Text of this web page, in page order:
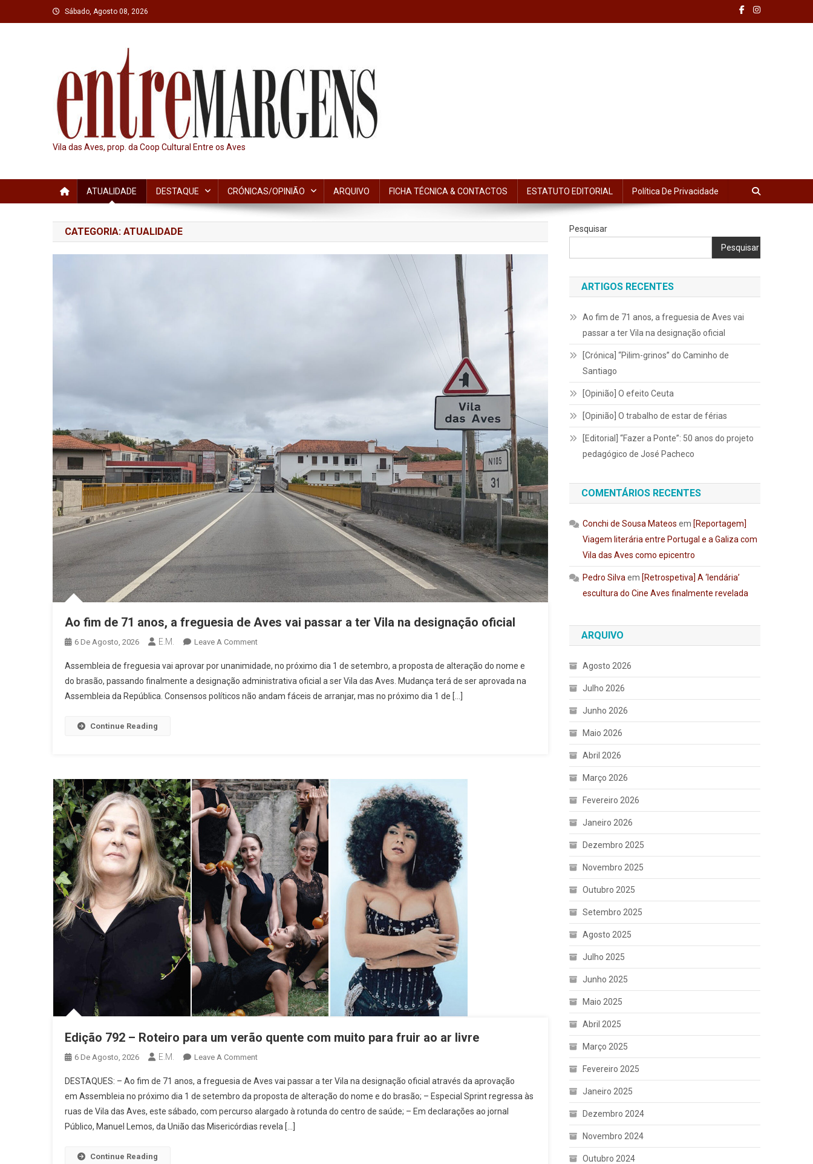
to
Sábado, Agosto 08, 2026
Vila das Aves, prop. da Coop Cultural Entre os Aves
ATUALIDADE DESTAQUE CRÓNICAS/OPINIÃO ARQUIVO FICHA TÉCNICA & CONTACTOS ESTATUTO EDITORIAL Política De Privacidade
CATEGORIA: ATUALIDADE
Ao fim de 71 anos, a freguesia de Aves vai passar a ter Vila na designação oficial
6 De Agosto, 2026 E.M. Leave A CommentOn
Fim
De
71
Vai
Passar
A
Ter
Vila
Na
Designação
Oficial
Assembleia de freguesia vai aprovar por unanimidade, no próximo dia 1 de setembro, a proposta de alteração do nome e
do brasão, passando finalmente a designação administrativa oficial a ser Vila das Aves. Mudança terá de ser aprovada na
Assembleia da República. Consensos políticos não andam fáceis de arranjar, mas no próximo dia 1 de […]
Continue Reading
Edição 792 – Roteiro para um verão quente com muito para fruir ao ar livre
6 De Agosto, 2026 E.M. Leave A CommentOn
792
–
Roteiro
Para
DESTAQUES: – Ao fim de 71 anos, a freguesia de Aves vai passar a ter Vila na designação oficial através da aprovação
em Assembleia no próximo dia 1 de setembro da proposta de alteração do nome e do brasão; – Especial Sprint regressa às
ruas de Vila das Aves, este sábado, com percurso alargado à rotunda do centro de saúde; – Em declarações ao jornal
Público, Manuel Lemos, da União das Misericórdias revela […]
Continue Reading
Pesquisar
Pesquisar
ARTIGOS RECENTES
Ao fim de 71 anos, a freguesia de Aves vai
passar a ter Vila na designação oficial
[Crónica] “Pilim-grinos” do Caminho de
Santiago
[Opinião] O efeito Ceuta
[Opinião] O trabalho de estar de férias
[Editorial] “Fazer a Ponte”: 50 anos do projeto
pedagógico de José Pacheco
COMENTÁRIOS RECENTES
Conchi de Sousa Mateos em [Reportagem]
Viagem literária entre Portugal e a Galiza com
Vila das Aves como epicentro
Pedro Silva em [Retrospetiva] A ‘lendária’
escultura do Cine Aves finalmente revelada
ARQUIVO
Agosto 2026
Julho 2026
Junho 2026
Maio 2026
Abril 2026
Março 2026
Fevereiro 2026
Janeiro 2026
Dezembro 2025
Novembro 2025
Outubro 2025
Setembro 2025
Agosto 2025
Julho 2025
Junho 2025
Maio 2025
Abril 2025
Março 2025
Fevereiro 2025
Janeiro 2025
Dezembro 2024
Novembro 2024
Outubro 2024